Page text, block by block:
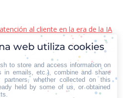
al cliente en la era de la IA
web utiliza cookies
to store and access information on
in emails, etc.), combine and share
whether collected on this
held by some of us, or obtained